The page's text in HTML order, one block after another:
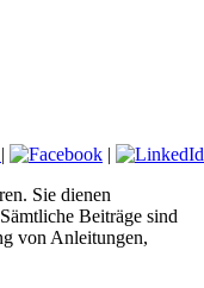
|
|
Sie dienen
Beiträge sind
von Anleitungen,